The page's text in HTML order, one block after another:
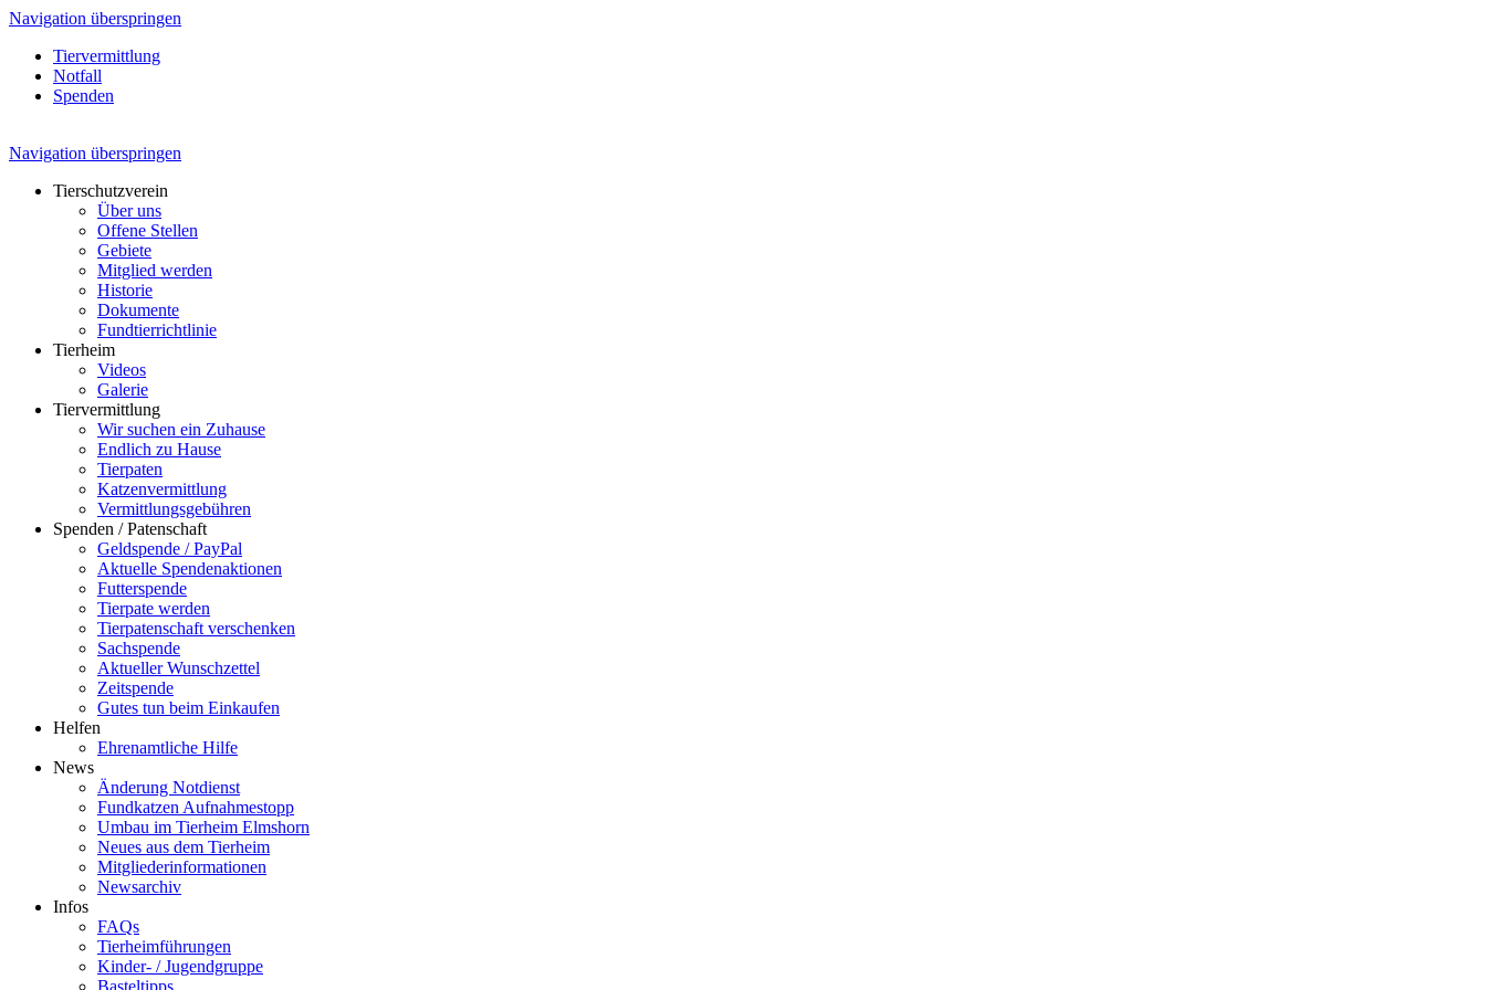
Navigation überspringen
Tiervermittlung
Notfall
Spenden
Navigation überspringen
Tierschutzverein
Über uns
Offene Stellen
Gebiete
Mitglied werden
Historie
Dokumente
Fundtierrichtlinie
Tierheim
Videos
Galerie
Tiervermittlung
Wir suchen ein Zuhause
Endlich zu Hause
Tierpaten
Katzenvermittlung
Vermittlungsgebühren
Spenden / Patenschaft
Geldspende / PayPal
Aktuelle Spendenaktionen
Futterspende
Tierpate werden
Tierpatenschaft verschenken
Sachspende
Aktueller Wunschzettel
Zeitspende
Gutes tun beim Einkaufen
Helfen
Ehrenamtliche Hilfe
News
Änderung Notdienst
Fundkatzen Aufnahmestopp
Umbau im Tierheim Elmshorn
Neues aus dem Tierheim
Mitgliederinformationen
Newsarchiv
Infos
FAQs
Tierheimführungen
Kinder- / Jugendgruppe
Basteltipps